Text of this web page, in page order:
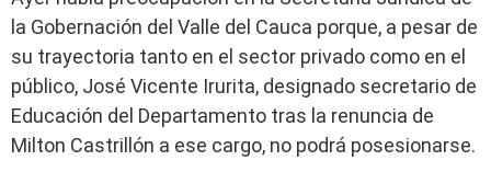
la Gobernación del Valle del Cauca porque, a pesar de
su trayectoria tanto en el sector privado como en el
público, José Vicente Irurita, designado secretario de
Educación del Departamento tras la renuncia de
Milton Castrillón a ese cargo, no podrá posesionarse.